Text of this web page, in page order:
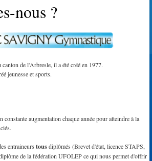
nous ?
de l'Arbresle, il a été créé en 1977.
jeunesse et sports.
constante augmentation chaque année pour atteindre à la
entraineurs tousdiplômés (Brevet d'état, licence STAPS,
de la fédération UFOLEP ce qui nous permet d'offrir